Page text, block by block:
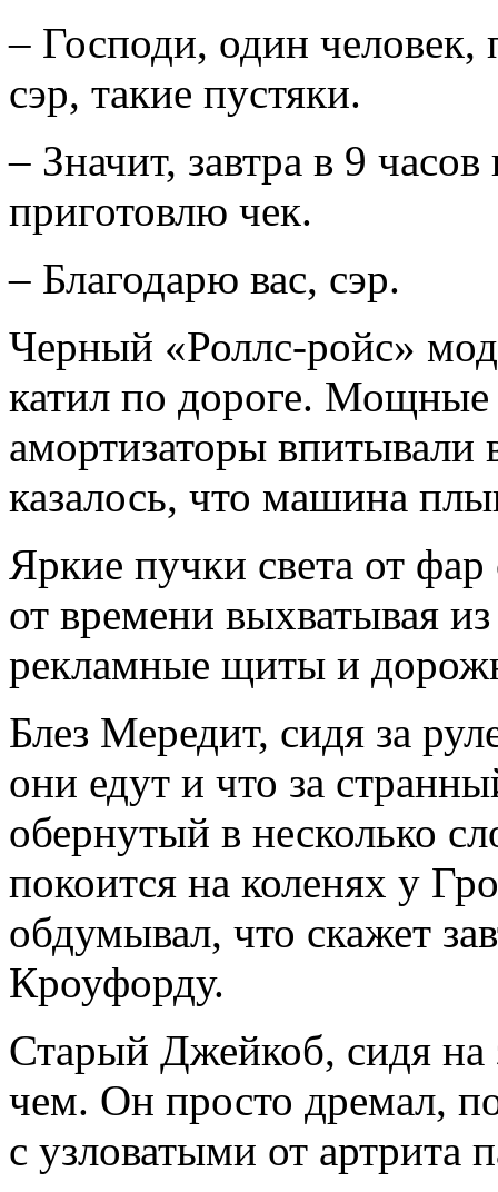
– Господи, один человек,
сэр, такие пустяки.
– Значит, завтра в 9
приготовлю чек.
– Благодарю вас, сэр.
Черный «Роллс-ройс»
катил по дороге. Мощные
амортизаторы впитывали
казалось, что машина
Яркие пучки света от фар
от времени выхватывая
рекламные щиты и
Блез Мередит, сидя за
они едут и что за
обернутый в несколько
покоится на коленях у
обдумывал, что скажет
Кроуфорду.
Старый Джейкоб, сидя на
чем. Он просто дремал,
с узловатыми от артрита